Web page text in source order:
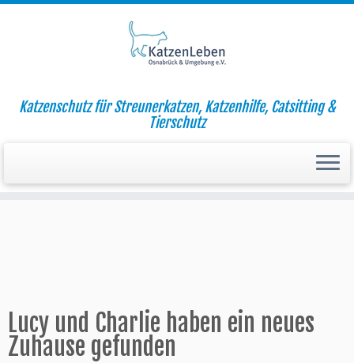
InhaltKatzenschutz für Streunerkatzen, Katzenhilfe, Catsitting &
Tierschutz
Startseite » Aktuell » Lucy und Charlie haben ein neues Zuhause
Lucy und Charlie haben ein neues
Zuhause gefunden